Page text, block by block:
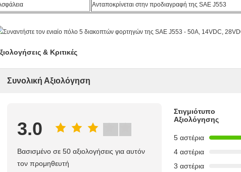
Ανταποκρίνεται στην προδιαγραφή της SAE J553
& Κριτικές
Συνολική Αξιολόγηση
3.0
Βασισμένο σε 50 αξιολογήσεις για αυτόν
τον προμηθευτή
Στιγμιότυπο
Αξιολόγησης
5 αστέρια
4 αστέρια
3 αστέρια